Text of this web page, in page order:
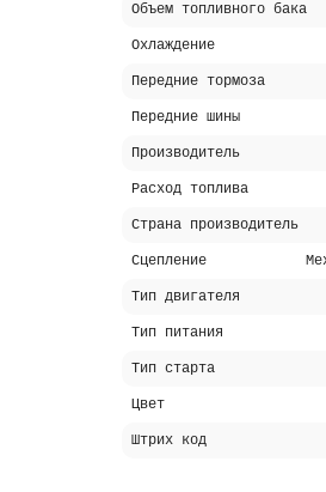
Объем топливного бака
Охлаждение
Передние тормоза
Передние шины
Производитель
Расход топлива
Страна производитель
Сцепление
Тип двигателя
Тип питания
Тип старта
Цвет
Штрих код